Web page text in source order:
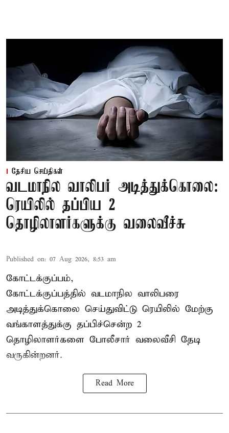
தேசிய செய்திகள்
வடமாநில வாலிபர் அடித்துக்கொலை:
ரெயிலில் தப்பிய 2
தொழிலாளர்களுக்கு வலைவீச்சு
Published on: 07 Aug 2026, 8:53 am
கோட்டக்குப்பம்,
கோட்டக்குப்பத்தில் வடமாநில வாலிபரை
அடித்துக்கொலை செய்துவிட்டு ரெயிலில் மேற்கு
வங்காளத்துக்கு தப்பிச்சென்ற 2
தொழிலாளர்களை போலீசார் வலைவீசி தேடி
வருகின்றனர்.
Read More